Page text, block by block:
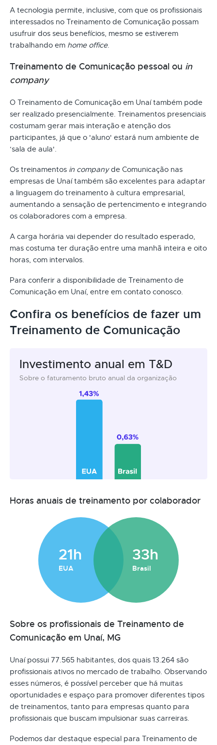
A tecnologia permite, inclusive, com que os profissionais
interessados no Treinamento de Comunicação possam
usufruir dos seus benefícios, mesmo se estiverem
trabalhando em home office.
Treinamento de Comunicação pessoal ou in
company
O Treinamento de Comunicação em Unaí também pode
ser realizado presencialmente. Treinamentos presenciais
costumam gerar mais interação e atenção dos
participantes, já que o 'aluno' estará num ambiente de
‘sala de aula'.
Os treinamentos in companyde Comunicação nas
empresas de Unaí também são excelentes para adaptar
a linguagem do treinamento à cultura empresarial,
aumentando a sensação de pertencimento e integrando
os colaboradores com a empresa.
A carga horária vai depender do resultado esperado,
mas costuma ter duração entre uma manhã inteira e oito
horas, com intervalos.
Para conferir a disponibilidade de Treinamento de
Comunicação em Unaí, entre em contato conosco.
Confira os benefícios de fazer um
Treinamento de Comunicação
Investimento anual em T&D
Sobre o faturamento bruto anual da organização
Horas anuais de treinamento por colaborador
21h
EUA
33h
Brasil
Sobre os profissionais de Treinamento de
Comunicação em Unaí, MG
Unaí possui 77.565 habitantes, dos quais 13.264 são
profissionais ativos no mercado de trabalho. Observando
esses números, é possível perceber que há muitas
oportunidades e espaço para promover diferentes tipos
de treinamentos, tanto para empresas quanto para
profissionais que buscam impulsionar suas carreiras.
Podemos dar destaque especial para Treinamento de